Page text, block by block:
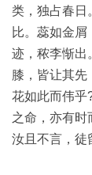
类，独占春日
比。蕊如金
迹，秾李惭出
膝，皆让其先
花如此而伟乎
之命，亦有时
汝且不言，徒
部
工